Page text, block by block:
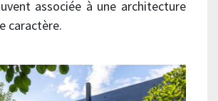
associée à une architecture
caractère.